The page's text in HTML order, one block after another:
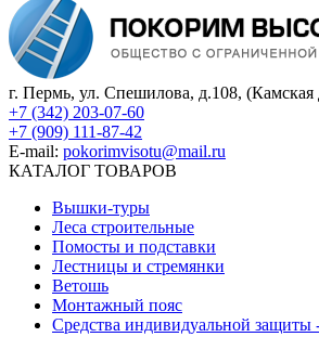
г. Пермь, ул. Спешилова, д.108, (Камская
+7 (342) 203-07-60
+7 (909) 111-87-42
E-mail: pokorimvisotu@mail.ru
КАТАЛОГ ТОВАРОВ
Вышки-туры
Леса строительные
Помосты и подставки
Лестницы и стремянки
Ветошь
Монтажный пояс
Средства индивидуальной